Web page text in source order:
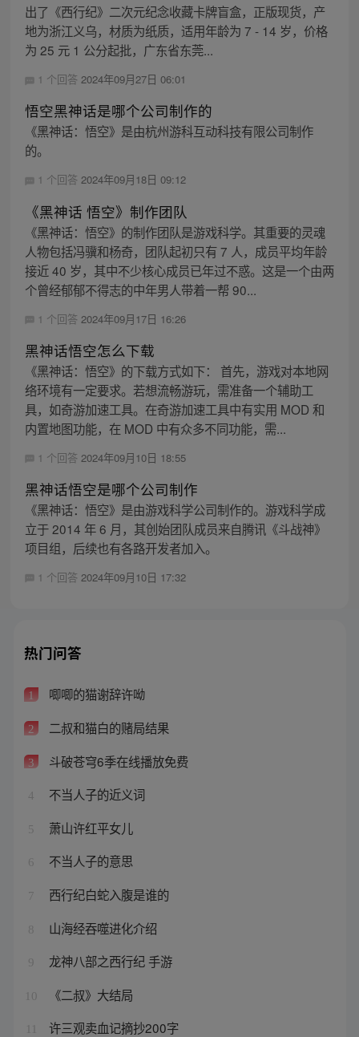
出了《西行纪》二次元纪念收藏卡牌盲盒，正版现货，产
地为浙江义乌，材质为纸质，适用年龄为 7 - 14 岁，价格
为 25 元 1 公分起批，广东省东莞...
1 个回答 2024年09月27日 06:01
悟空黑神话是哪个公司制作的
《黑神话：悟空》是由杭州游科互动科技有限公司制作
的。
1 个回答 2024年09月18日 09:12
《黑神话 悟空》制作团队
《黑神话：悟空》的制作团队是游戏科学。其重要的灵魂
人物包括冯骥和杨奇，团队起初只有 7 人，成员平均年龄
接近 40 岁，其中不少核心成员已年过不惑。这是一个由两
个曾经郁郁不得志的中年男人带着一帮 90...
1 个回答 2024年09月17日 16:26
黑神话悟空怎么下载
《黑神话：悟空》的下载方式如下： 首先，游戏对本地网
络环境有一定要求。若想流畅游玩，需准备一个辅助工
具，如奇游加速工具。在奇游加速工具中有实用 MOD 和
内置地图功能，在 MOD 中有众多不同功能，需...
1 个回答 2024年09月10日 18:55
黑神话悟空是哪个公司制作
《黑神话：悟空》是由游戏科学公司制作的。游戏科学成
立于 2014 年 6 月，其创始团队成员来自腾讯《斗战神》
项目组，后续也有各路开发者加入。
1 个回答 2024年09月10日 17:32
热门问答
1 唧唧的猫谢辞许呦
2 二叔和猫白的赌局结果
3 斗破苍穹6季在线播放免费
4 不当人子的近义词
5 萧山许红平女儿
6 不当人子的意思
7 西行纪白蛇入腹是谁的
8 山海经吞噬进化介绍
9 龙神八部之西行纪 手游
10 《二叔》大结局
许三观卖血记摘抄200字